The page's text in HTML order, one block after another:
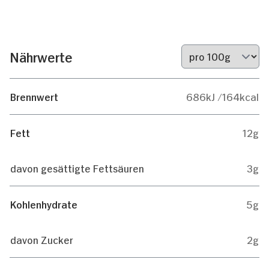
Nährwerte
Brennwert 686kJ /164kcal
Fett 12g
davon gesättigte Fettsäuren 3g
Kohlenhydrate 5g
davon Zucker 2g